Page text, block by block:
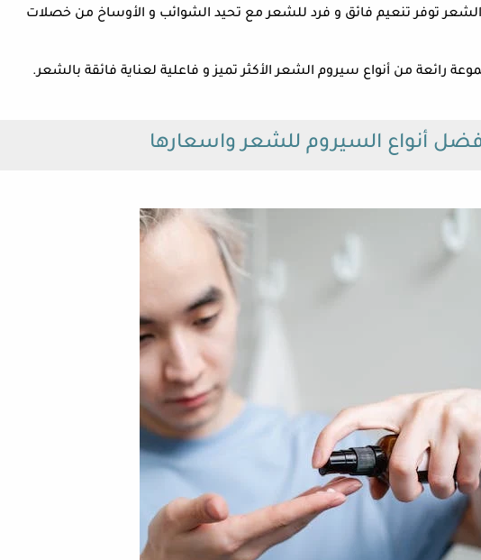
توفر تنعيم فائق و فرد للشعر مع تحيد الشوائب و الأوساخ من خصلات
رائعة من أنواع سيروم الشعر الأكثر تميز و فاعلية لعناية فائقة بالشعر.
أنواع السيروم للشعر واسعارها